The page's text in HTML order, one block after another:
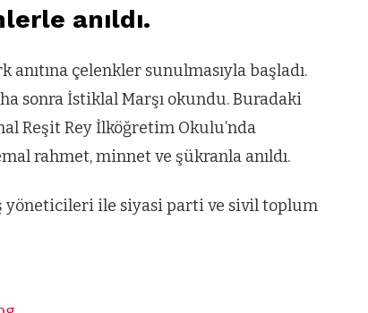
anıldı.
çelenkler sunulmasıyla başladı.
sonra İstiklal Marşı okundu. Buradaki
Reşit Rey İlköğretim Okulu’nda
rahmet, minnet ve şükranla anıldı.
ile siyasi parti ve sivil toplum